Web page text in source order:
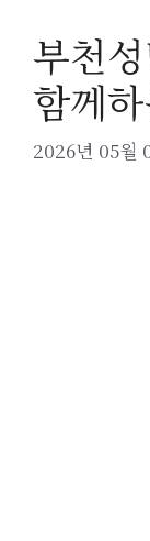
부천
함께
2026년 05월